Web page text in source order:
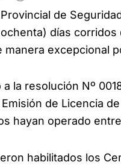
de
días
manera excepcional
a la resolución Nº
de Licencia
hayan operado
habilitados los